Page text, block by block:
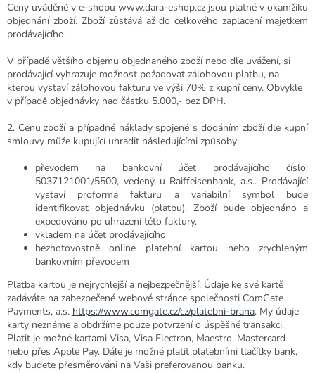
Ceny uváděné v e-shopu www.dara-eshop.cz jsou platné v okamžiku
objednání zboží. Zboží zůstává až do celkového zaplacení majetkem
prodávajícího.
V případě většího objemu objednaného zboží nebo dle uvážení, si
prodávající vyhrazuje možnost požadovat zálohovou platbu, na
kterou vystaví zálohovou fakturu ve výši 70% z kupní ceny. Obvykle
v případě objednávky nad částku 5.000,- bez DPH.
2. Cenu zboží a případné náklady spojené s dodáním zboží dle kupní
smlouvy může kupující uhradit následujícími způsoby:
převodem na bankovní účet prodávajícího číslo:
5037121001/5500, vedený u Raiffeisenbank, a.s.. Prodávající
vystaví proforma fakturu a variabilní symbol bude
identifikovat objednávku (platbu). Zboží bude objednáno a
expedováno po uhrazení této faktury.
vkladem na účet prodávajícího
bezhotovostně online platební kartou nebo zrychleným
bankovním převodem
Platba kartou je nejrychlejší a nejbezpečnější. Údaje ke své kartě
zadáváte na zabezpečené webové stránce společnosti ComGate
Payments, a.s. https://www.comgate.cz/cz/platebni-brana. My údaje
karty neznáme a obdržíme pouze potvrzení o úspěšné transakci.
Platit je možné kartami Visa, Visa Electron, Maestro, Mastercard
nebo přes Apple Pay. Dále je možné platit platebními tlačítky bank,
kdy budete přesměrováni na Vaši preferovanou banku.